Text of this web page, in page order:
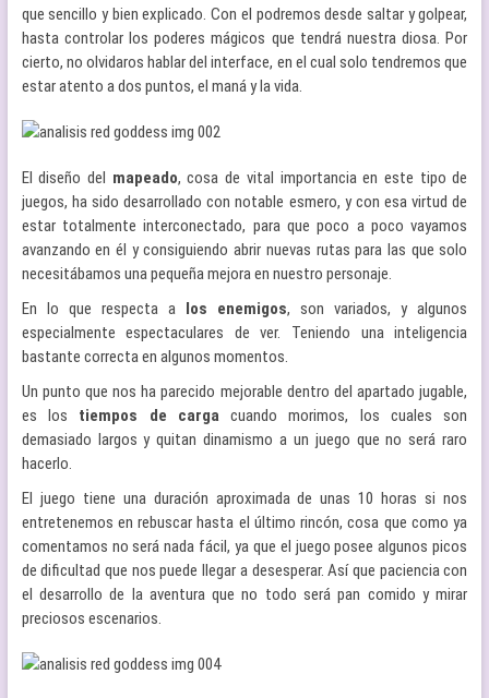
que sencillo y bien explicado. Con el podremos desde saltar y golpear,
hasta controlar los poderes mágicos que tendrá nuestra diosa. Por
cierto, no olvidaros hablar del interface, en el cual solo tendremos que
estar atento a dos puntos, el maná y la vida.
El diseño del mapeado, cosa de vital importancia en este tipo de
juegos, ha sido desarrollado con notable esmero, y con esa virtud de
estar totalmente interconectado, para que poco a poco vayamos
avanzando en él y consiguiendo abrir nuevas rutas para las que solo
necesitábamos una pequeña mejora en nuestro personaje.
En lo que respecta a los enemigos, son variados, y algunos
especialmente espectaculares de ver. Teniendo una inteligencia
bastante correcta en algunos momentos.
Un punto que nos ha parecido mejorable dentro del apartado jugable,
es los tiempos de cargacuando morimos, los cuales son
demasiado largos y quitan dinamismo a un juego que no será raro
hacerlo.
El juego tiene una duración aproximada de unas 10 horas si nos
entretenemos en rebuscar hasta el último rincón, cosa que como ya
comentamos no será nada fácil, ya que el juego posee algunos picos
de dificultad que nos puede llegar a desesperar. Así que paciencia con
el desarrollo de la aventura que no todo será pan comido y mirar
preciosos escenarios.